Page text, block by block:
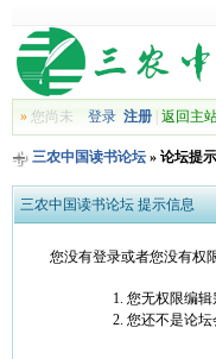
»您尚未 登录 注册| 返回主
三农中国读书论坛» 论坛提示
三农中国读书论坛 提示信息
您没有登录或者您没有权
您无权限编
您还不是论